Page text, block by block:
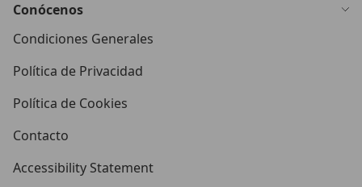
Conócenos
Condiciones Generales
Política de Privacidad
Política de Cookies
Contacto
Accessibility Statement